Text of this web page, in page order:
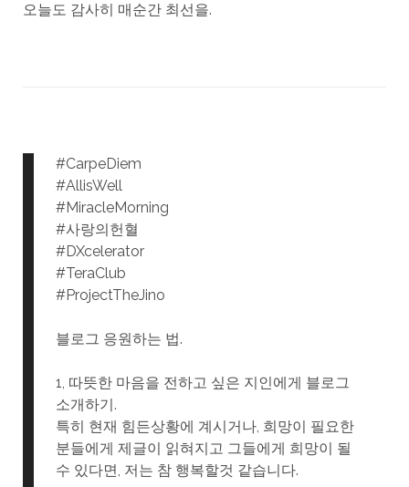
오늘도 감사히 매순간 최선을.
#CarpeDiem
#AllisWell
#MiracleMorning
#사랑의헌혈
#DXcelerator
#TeraClub
#ProjectTheJino
블로그 응원하는 법.
1, 따뜻한 마음을 전하고 싶은 지인에게 블로그
소개하기.
특히 현재 힘든상황에 계시거나, 희망이 필요한
분들에게 제글이 읽혀지고 그들에게 희망이 될
수 있다면, 저는 참 행복할것 같습니다.